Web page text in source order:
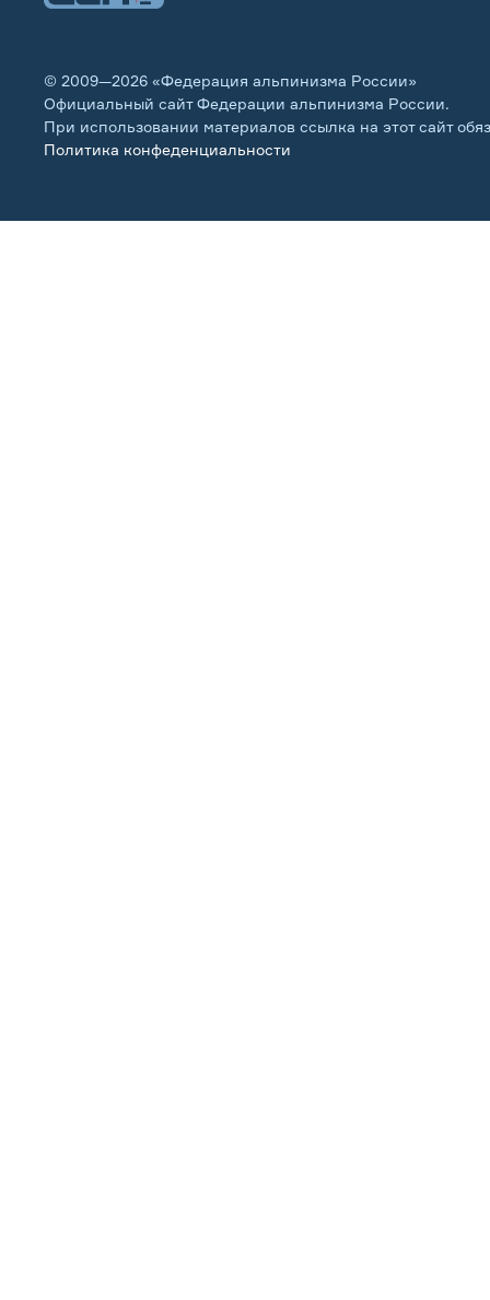
© 2009—2026 «Федерация альпинизма России»
Официальный сайт Федерации альпинизма России.
При использовании материалов ссылка на этот сайт
Политика конфеденциальности